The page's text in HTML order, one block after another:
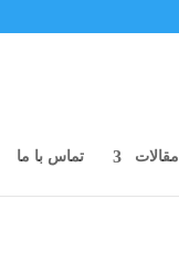
مقالات تماس با ما